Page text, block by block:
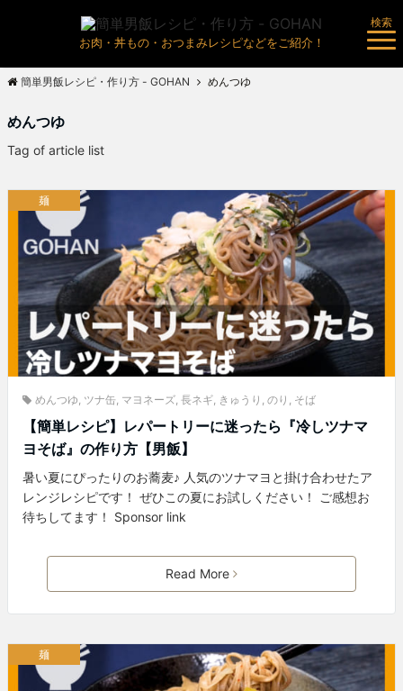
お肉・丼もの・おつまみレシピなどをご紹介！
検索
簡単男飯レシピ・作り方 - GOHAN めんつゆ
めんつゆ
Tag of article list
麺
めんつゆ, ツナ缶, マヨネーズ, 長ネギ, きゅうり , のり , そば
【簡単レシピ】レパートリーに迷ったら『冷しツナマ
ヨそば』の作り方【男飯】
暑い夏にぴったりのお蕎麦♪ 人気のツナマヨと掛け合わせたア
レンジレシピです！ ぜひこの夏にお試しください！ ご感想お
待ちしてます！ Sponsor link
Read More
麺